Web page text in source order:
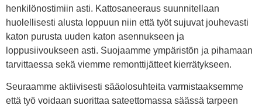
henkilönostimiin asti. Kattosaneeraus suunnitellaan
huolellisesti alusta loppuun niin että työt sujuvat jouhevasti
katon purusta uuden katon asennukseen ja
loppusiivoukseen asti. Suojaamme ympäristön ja pihamaan
tarvittaessa sekä viemme remonttijätteet kierrätykseen.
Seuraamme aktiivisesti sääolosuhteita varmistaaksemme
että työ voidaan suorittaa sateettomassa säässä tarpeen